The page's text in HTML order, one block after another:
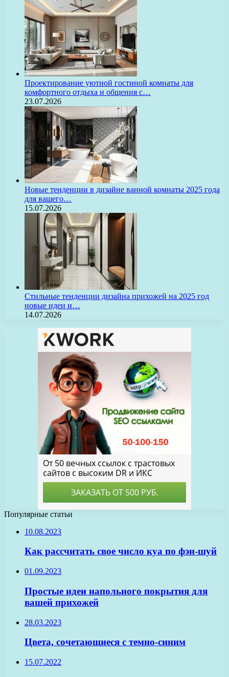
Проектирование уютной гостиной комнаты для
комфортного отдыха и общения с…
23.07.2026
Новые тенденции в дизайне ванной комнаты 2025 года
для вашего…
15.07.2026
Стильные тенденции дизайна прихожей на 2025 год
новые идеи и…
14.07.2026
Популярные статьи
10.08.2023
Как рассчитать свое число куа по фэн-шуй
01.09.2023
Простые идеи напольного покрытия для
вашей прихожей
28.03.2023
Цвета, сочетающиеся с темно-синим
15.07.2022